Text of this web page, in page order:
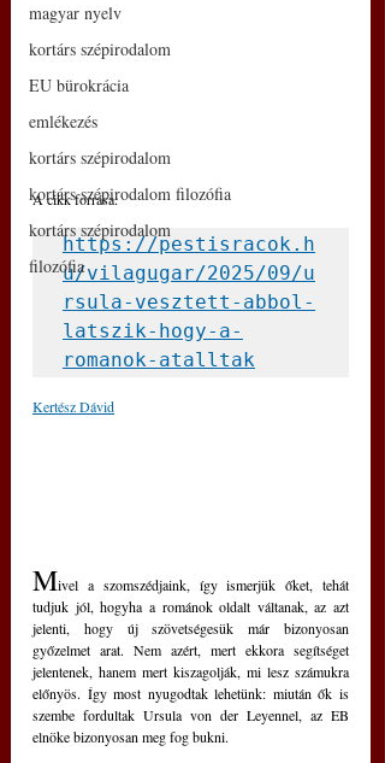
magyar nyelv
kortárs szépirodalom
EU bürokrácia
emlékezés
kortárs szépirodalom
kortárs szépirodalom filozófia
kortárs szépirodalom
filozófia
A cikk forrása:
https://pestisracok.h
u/vilagugar/2025/09/u
rsula-vesztett-abbol-
latszik-hogy-a-
romanok-atalltak
Kertész Dávid
Mivel a szomszédjaink, így ismerjük őket, tehát
tudjuk jól, hogyha a románok oldalt váltanak, az azt
jelenti, hogy új szövetségesük már bizonyosan
győzelmet arat. Nem azért, mert ekkora segítséget
jelentenek, hanem mert kiszagolják, mi lesz számukra
előnyös. Így most nyugodtak lehetünk: miután ők is
szembe fordultak Ursula von der Leyennel, az EB
elnöke bizonyosan meg fog bukni.